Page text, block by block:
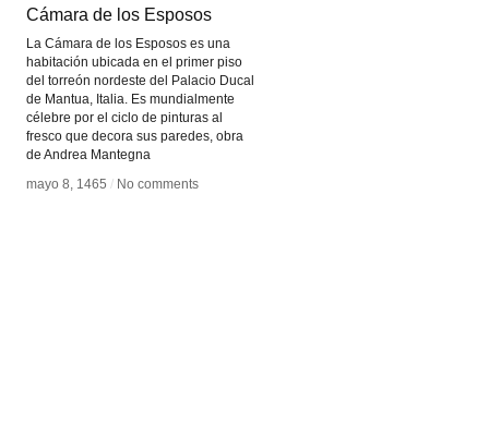
Cámara de los Esposos
La Cámara de los Esposos es una
habitación ubicada en el primer piso
del torreón nordeste del Palacio Ducal
de Mantua, Italia. Es mundialmente
célebre por el ciclo de pinturas al
fresco que decora sus paredes, obra
de Andrea Mantegna
mayo 8, 1465 / No comments
Cámara de los Esposos
mayo 8, 1465 / No comments